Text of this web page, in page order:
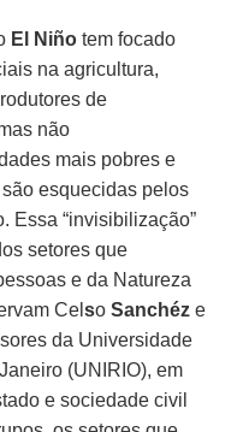
El Niño tem focado
na agricultura,
de
não
mais pobres e
esquecidas pelos
Essa “invisibilização”
setores que
e da Natureza
CelsoSanchéz e
da Universidade
(UNIRIO), em
e sociedade civil